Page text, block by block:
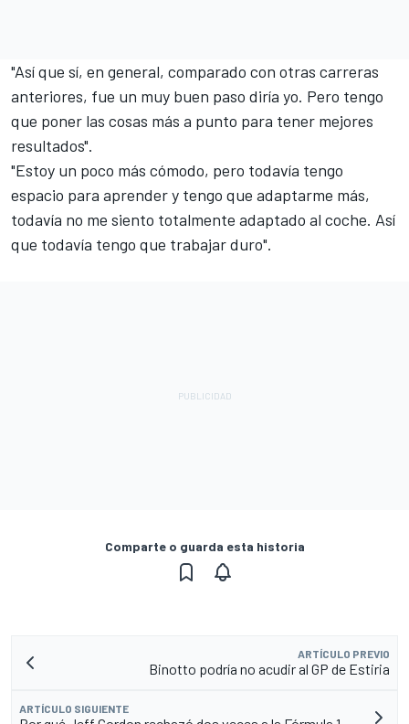
"Así que sí, en general, comparado con otras carreras
anteriores, fue un muy buen paso diría yo. Pero tengo
que poner las cosas más a punto para tener mejores
resultados".
"Estoy un poco más cómodo, pero todavía tengo
espacio para aprender y tengo que adaptarme más,
todavía no me siento totalmente adaptado al coche. Así
que todavía tengo que trabajar duro".
Comparte o guarda esta historia
ARTÍCULO PREVIO
Binotto podría no acudir al GP de Estiria
ARTÍCULO SIGUIENTE